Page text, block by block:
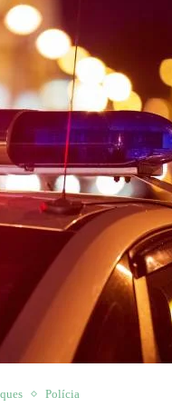
Polícia